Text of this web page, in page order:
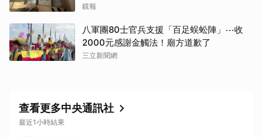
震撼影像曝
鏡報
八軍團80士官兵支援「百足蜈蚣陣」⋯收
2000元感謝金觸法！廟方道歉了
三立新聞網
查看更多中央通訊社
最近1小時結果